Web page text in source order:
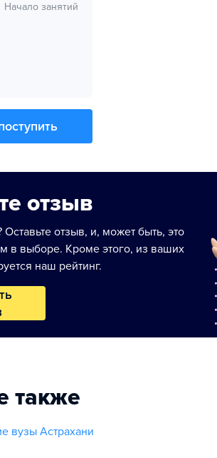
Начало занятий
отзыв
Оставьте отзыв, и, может быть, это
в выборе. Кроме этого, из ваших
наш рейтинг.
также
вузы Астрахани